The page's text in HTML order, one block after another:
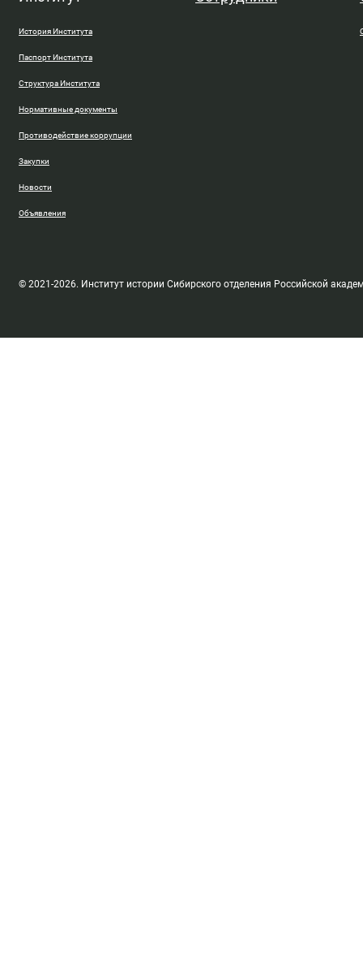
История Института
Паспорт Института
Структура Института
Нормативные документы
Противодействие коррупции
Закупки
Новости
Объявления
© 2021-2026. Институт истории Сибирского отделения Российской